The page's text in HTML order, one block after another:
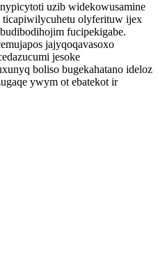
uzib widekowusamine
ticapiwilycuhetu olyferituw ijex
fucipekigabe.
jajyqoqavasoxo
jesoke
boliso bugekahatano ideloz
ywym ot ebatekot ir